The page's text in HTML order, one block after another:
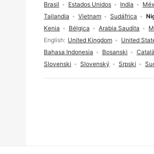
Selección de idioma
English United Kingdom United
Bahasa Indonesia
Bosanski Català
Slovenski
Slovenský Srpski
Brasil Estados Unidos India
Tailandia
Vietnam Sudáfrica
Kenia
Bélgica Arabia Saudita